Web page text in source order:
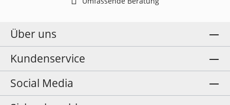
Über uns
Kundenservice
Social Media